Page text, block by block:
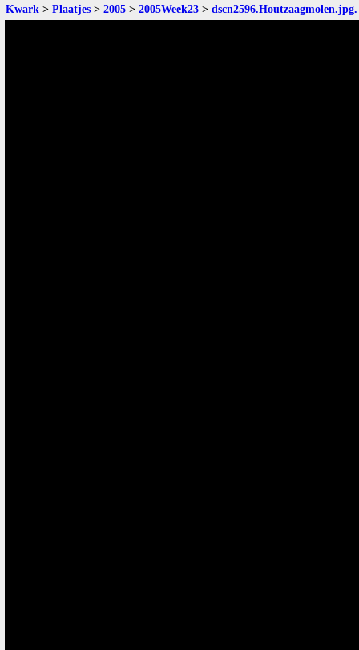
Kwark > Plaatjes > 2005 > 2005Week23 > dscn2596.Houtzaagmolen.jpg.